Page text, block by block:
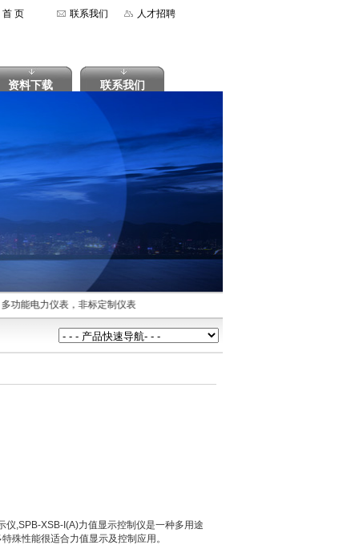
首 页 联系我们 人才招聘
资料下载 联系我们
功能电力仪表，非标定制仪表
仪,SPB-XSB-I(A)力值显示控制仪是一种多用途
殊性能很适合力值显示及控制应用。